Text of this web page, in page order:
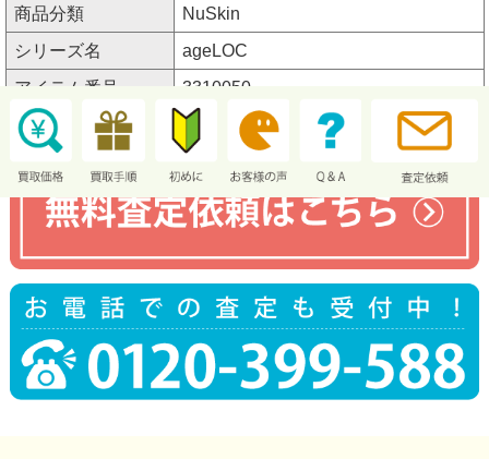
商品分類
NuSkin
シリーズ名
ageLOC
アイテム番号
3310050